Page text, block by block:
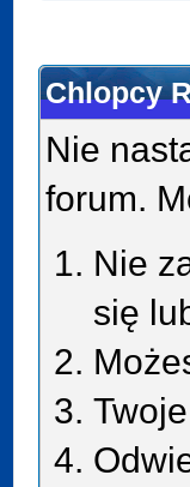
Chlopcy
Nie
forum.
Nie
się